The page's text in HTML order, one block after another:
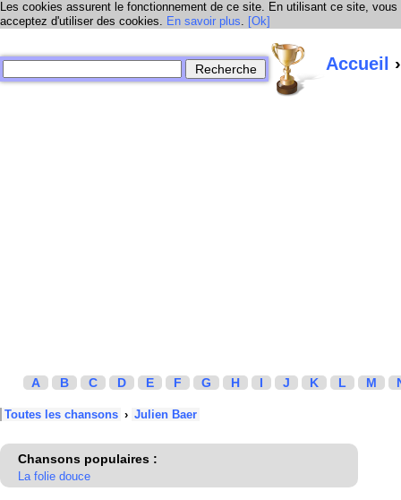
Les cookies assurent le fonctionnement de ce site. En utilisant ce site, vous
acceptez d'utiliser des cookies. En savoir plus. [Ok]
Accueil
A B C D E F G H I J K L M
Toutes les chansons › Julien Baer
Chansons populaires :
La folie douce